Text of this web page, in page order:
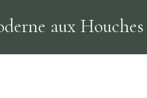
aux